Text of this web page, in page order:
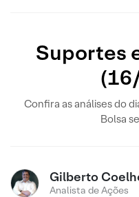
Suportes
Confira as análises do
Bolsa
Gilberto
Analista de Ações